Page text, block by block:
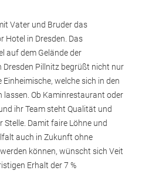
Vater und Bruder das
Hotel in Dresden. Das
auf dem Gelände der
Dresden Pillnitz begrüßt nicht nur
welche sich in den
Ob Kaminrestaurant oder
ihr Team steht Qualität und
Stelle. Damit faire Löhne und
auch in Zukunft ohne
können, wünscht sich Veit
Erhalt der 7 %